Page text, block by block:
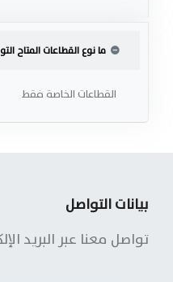
ما نوع القطاعات المتاح
القطاعات الخاصة فقط
بيانات التواصل
تواصل معنا عبر البريد